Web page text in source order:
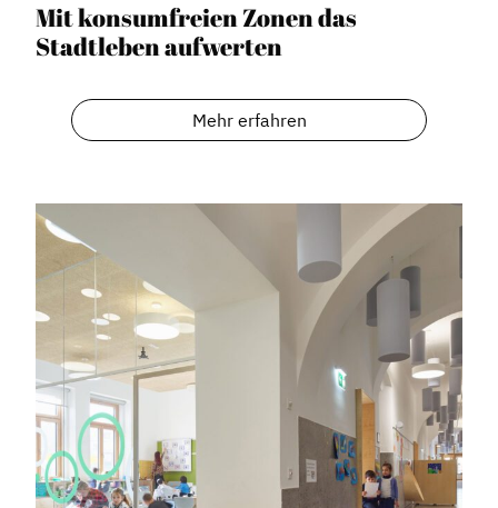
Mit konsumfreien Zonen das
Stadtleben aufwerten
Mehr erfahren